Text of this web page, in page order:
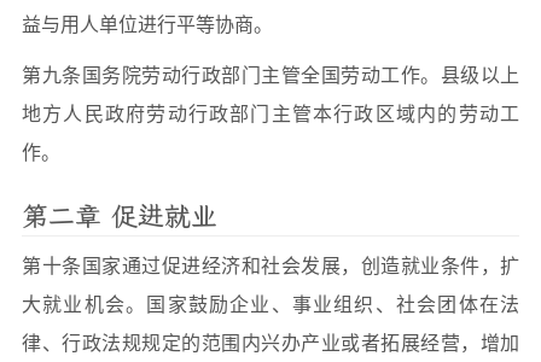
益与用人单位进行平等协商。
第九条国务院劳动行政部门主管全国劳动工作。县级以上
地方人民政府劳动行政部门主管本行政区域内的劳动工
作。
第二章 促进就业
第十条国家通过促进经济和社会发展，创造就业条件，扩
大就业机会。国家鼓励企业、事业组织、社会团体在法
律、行政法规规定的范围内兴办产业或者拓展经营，增加